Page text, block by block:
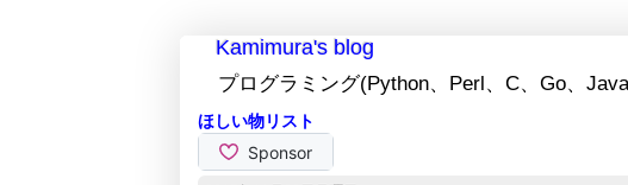
Kamimura's blog
プログラミング(Python、Perl、C、Go、
ほしい物リスト